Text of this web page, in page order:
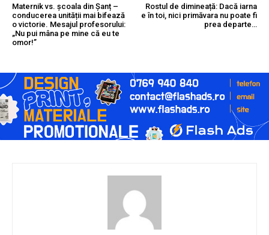
Maternik vs. școala din Șanț –
conducerea unității mai bifează
o victorie. Mesajul profesorului:
„Nu pui mâna pe mine că eu te
omor!”
Rostul de dimineață: Dacă iarna
e în toi, nici primăvara nu poate fi
prea departe…